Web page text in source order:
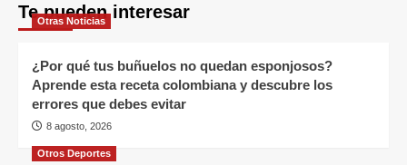
Te pueden interesar
Otras Noticias
¿Por qué tus buñuelos no quedan esponjosos?
Aprende esta receta colombiana y descubre los
errores que debes evitar
8 agosto, 2026
Otros Deportes